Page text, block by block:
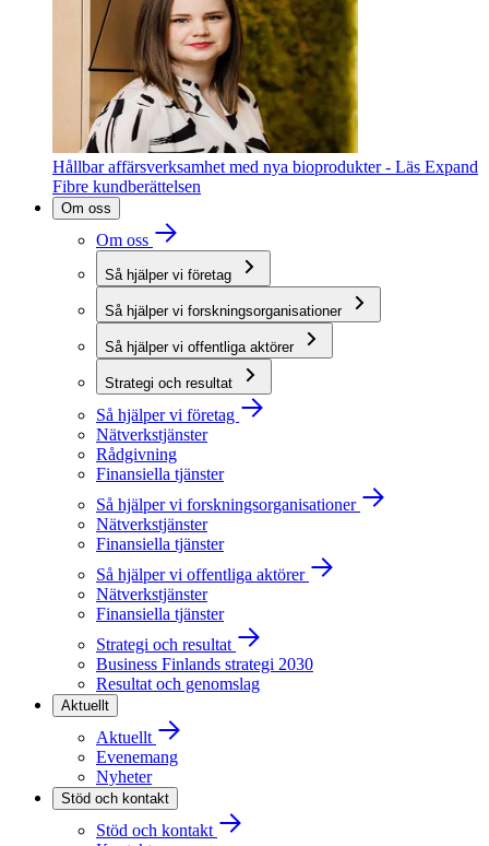
Hållbar affärsverksamhet med nya bioprodukter - Läs Expand
Fibre kundberättelsen
Om oss
Om oss
Så hjälper vi företag
Så hjälper vi forskningsorganisationer
Så hjälper vi offentliga aktörer
Strategi och resultat
Så hjälper vi företag
Nätverkstjänster
Rådgivning
Finansiella tjänster
Så hjälper vi forskningsorganisationer
Nätverkstjänster
Finansiella tjänster
Så hjälper vi offentliga aktörer
Nätverkstjänster
Finansiella tjänster
Strategi och resultat
Business Finlands strategi 2030
Resultat och genomslag
Aktuellt
Aktuellt
Evenemang
Nyheter
Stöd och kontakt
Stöd och kontakt